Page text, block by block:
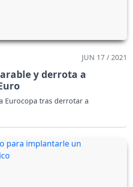
JUN 17 / 2021
y derrota a
Eurocopa tras derrotar a